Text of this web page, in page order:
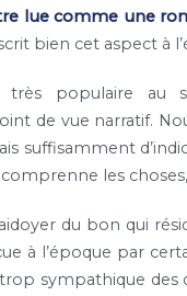
lue comme une
bien cet aspect à
très populaire au
de vue narratif.
suffisamment
comprenne les
du bon qui
à l’époque par
sympathique